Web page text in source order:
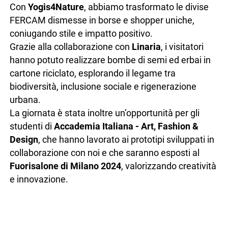
Con Yogis4Nature, abbiamo trasformato le divise
FERCAM dismesse in borse e shopper uniche,
coniugando stile e impatto positivo.
Grazie alla collaborazione con Linaria, i visitatori
hanno potuto realizzare bombe di semi ed erbai in
cartone riciclato, esplorando il legame tra
biodiversità, inclusione sociale e rigenerazione
urbana.
La giornata è stata inoltre un’opportunità per gli
studenti di Accademia Italiana - Art, Fashion &
Design, che hanno lavorato ai prototipi sviluppati in
collaborazione con noi e che saranno esposti al
Fuorisalone di Milano 2024, valorizzando creatività
e innovazione.